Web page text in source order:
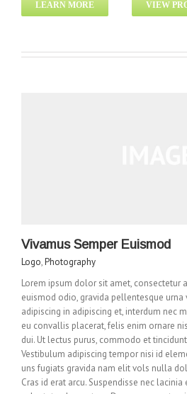
LEARN MORE VIEW
Vivamus Semper Euismod
Logo,Photography
Lorem ipsum dolor sit amet, consectetur
euismod odio, gravida pellentesque urna
adipiscing in adipiscing et, interdum nec
eu convallis placerat, felis enim ornare
dui. Ut lectus purus, commodo et
Vestibulum adipiscing tempor nisi id
uns fugiats gravida nam elit vols nulla
Cras id erat arcu. Suspendisse nec